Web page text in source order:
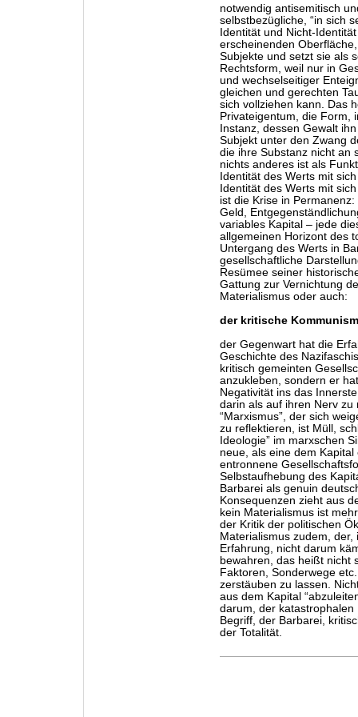
notwendig antisemitisch
selbstbezügliche, “in sich
Identität und Nicht-
erscheinenden
Subjekte und setzt sie als
Rechtsform, weil nur in
und wechselseitiger
gleichen und gerechten
sich vollziehen kann. Das
Privateigentum, die Form,
Instanz, dessen Gewalt
Subjekt unter den Zwang
die ihre Substanz nicht an
nichts anderes ist als
Identität des Werts mit
Identität des Werts mit
ist die Krise in
Geld,
variables Kapital – jede
allgemeinen Horizont des
Untergang des Werts in
gesellschaftliche
Resümee seiner
Gattung zur Vernichtung
Materialismus oder auch:
der kritische
der Gegenwart hat die
Geschichte des
kritisch gemeinten
anzukleben, sondern er
Negativität ins das
darin als auf ihren Nerv
“Marxismus”, der sich
zu reflektieren, ist Müll,
Ideologie” im marxschen
neue, als eine dem
entronnene
Selbstaufhebung des
Barbarei als genuin
Konsequenzen zieht aus
kein Materialismus ist
der Kritik der politischen
Materialismus zudem,
Erfahrung, nicht darum
bewahren, das heißt nicht
Faktoren, Sonderwege
zerstäuben zu lassen.
aus dem Kapital
darum, der katastrophalen
Begriff, der Barbarei,
der Totalität.